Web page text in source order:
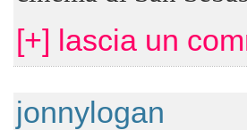
[+] lascia un
jonnylogan